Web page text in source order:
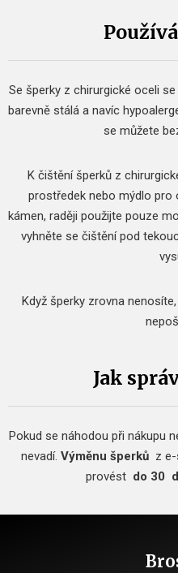
Se šperky z chirurgické oceli
barevně stálá a navíc
se můžete
K čištění šperků z
prostředek nebo mýdlo pro
kámen, raději použijte pouze
vyhněte se čištění pod
Když šperky zrovna
Jak
Pokud se náhodou při nákupu
nevadí. Výměnu šperků z
provést do 30